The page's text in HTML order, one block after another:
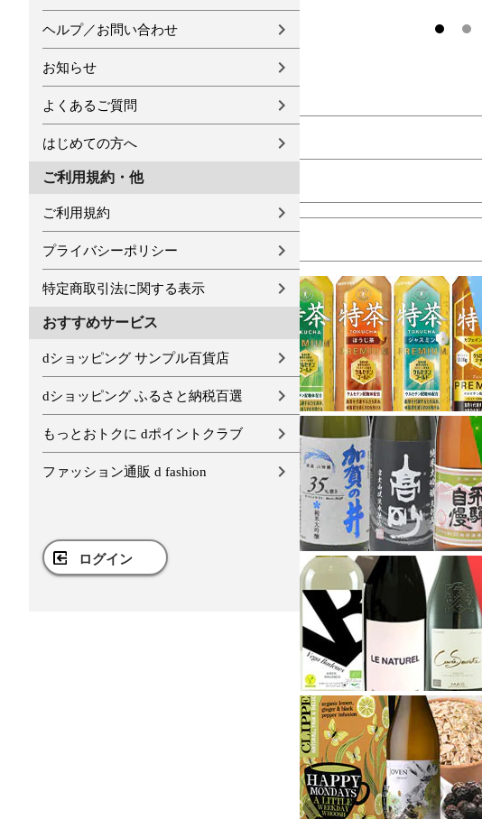
ヘルプ／お問い合わせ
お知らせ
よくあるご質問
はじめての方へ
ご利用規約・他
ご利用規約
プライバシーポリシー
特定商取引法に関する表示
おすすめサービス
dショッピング サンプル百貨店
dショッピング ふるさと納税百選
もっとおトクに dポイントクラブ
ファッション通販 d fashion
ログイン